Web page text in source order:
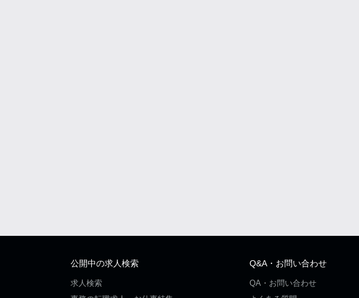
公開中の求人検索
求人検索
Q&A・お問い合わせ
QA・お問い合わせ